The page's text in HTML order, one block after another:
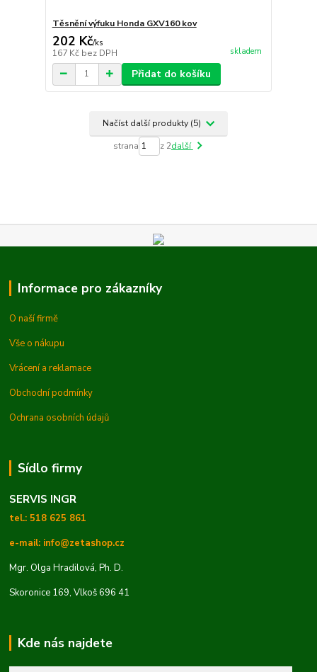
Těsnění výfuku Honda GXV160 kov
202 Kč/ks
167 Kč bez DPH skladem
Přidat do košíku
Načíst další produkty (5)
strana z 2další
Informace pro zákazníky
O naší firmě
Vše o nákupu
Vrácení a reklamace
Obchodní podmínky
Ochrana osobních údajů
Sídlo firmy
SERVIS INGR
tel.: 518 625 861
e-mail: info@zetashop.cz
Mgr. Olga Hradilová, Ph. D.
Skoronice 169, Vlkoš 696 41
Kde nás najdete